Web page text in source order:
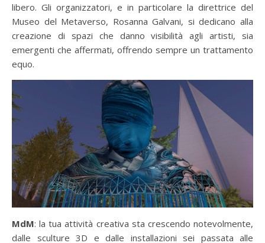
libero. Gli organizzatori, e in particolare la direttrice del
Museo del Metaverso, Rosanna Galvani, si dedicano alla
creazione di spazi che danno visibilità agli artisti, sia
emergenti che affermati, offrendo sempre un trattamento
equo.
MdM: la tua attività creativa sta crescendo notevolmente,
dalle sculture 3D e dalle installazioni sei passata alle